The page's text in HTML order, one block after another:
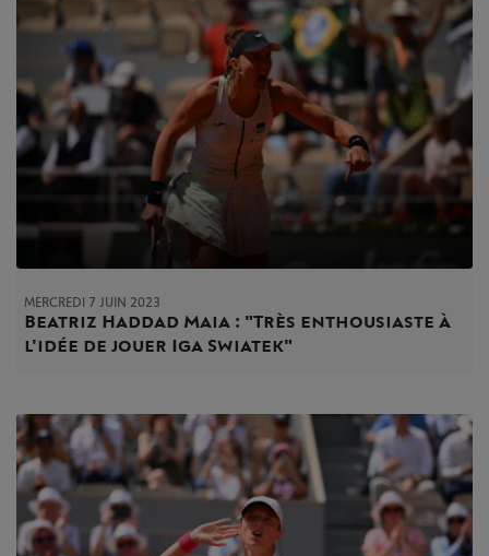
MERCREDI 7 JUIN 2023
Beatriz Haddad Maia : "Très enthousiaste à
l'idée de jouer Iga Swiatek"